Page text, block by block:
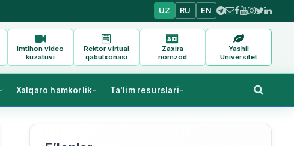
UZ RU EN
Imtihon video
kuzatuvi
Rektor virtual
qabulxonasi
Zaxira
nomzod
Yashil
Universitet
Xalqaro hamkorlik Ta'lim resurslari